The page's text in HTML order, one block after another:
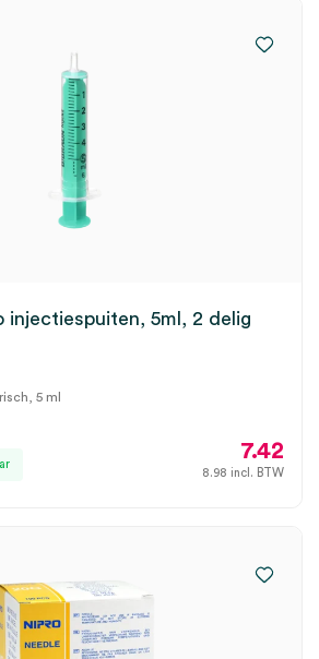
injectiespuiten, 5ml, 2 delig
5 ml
7.42
8.98 incl. BTW